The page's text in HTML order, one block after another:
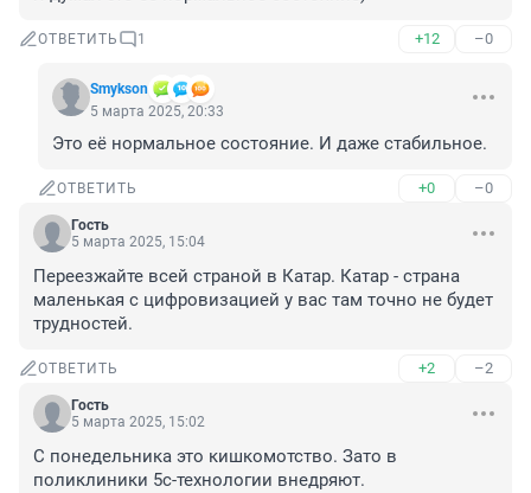
ОТВЕТИТЬ 1 +12 –0
Smykson
5 марта 2025, 20:33
Это её нормальное состояние. И даже стабильное.
ОТВЕТИТЬ +0 –0
Гость
5 марта 2025, 15:04
Переезжайте всей страной в Катар. Катар - страна
маленькая с цифровизацией у вас там точно не будет
трудностей.
ОТВЕТИТЬ +2 –2
Гость
5 марта 2025, 15:02
С понедельника это кишкомотство. Зато в
поликлиники 5с-технологии внедряют.